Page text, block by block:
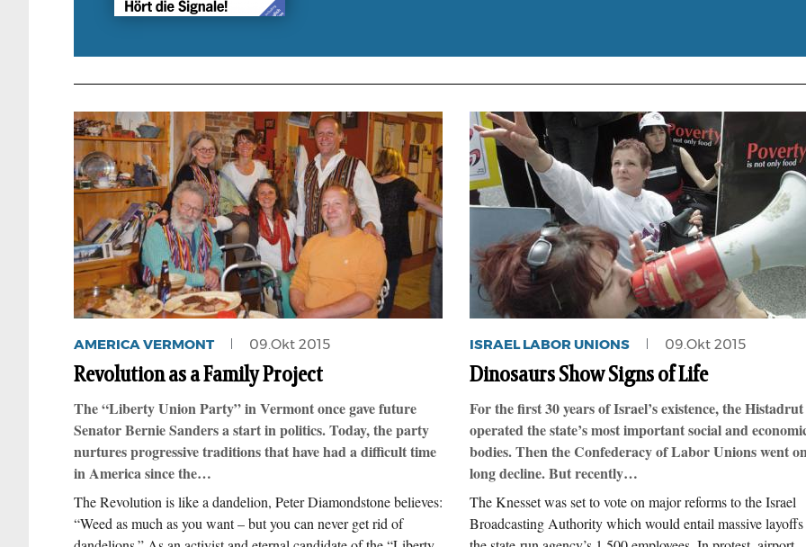
AMERICA VERMONT 09.Okt 2015
Revolution as a Family Project
The “Liberty Union Party” in Vermont once gave future
Senator Bernie Sanders a start in politics. Today, the party
nurtures progressive traditions that have had a difficult time
in America since the…
The Revolution is like a dandelion, Peter Diamondstone believes:
“Weed as much as you want – but you can never get rid of
ISRAEL LABOR UNIONS 09.Okt 2015
Dinosaurs Show Signs of Life
For the first 30 years of Israel’s existence, the Histadrut
operated the state’s most important social and
bodies. Then the Confederacy of Labor Unions went
long decline. But recently…
The Knesset was set to vote on major reforms to the Israel
Broadcasting Authority which would entail massive